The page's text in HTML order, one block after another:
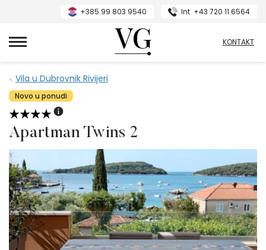
+385 99 803 9540 Int +43 720 11 6564
VillasGuide
KONTAKT
Vila u Dubrovnik Rivijeri
Novo u ponudi
Apartman Twins 2